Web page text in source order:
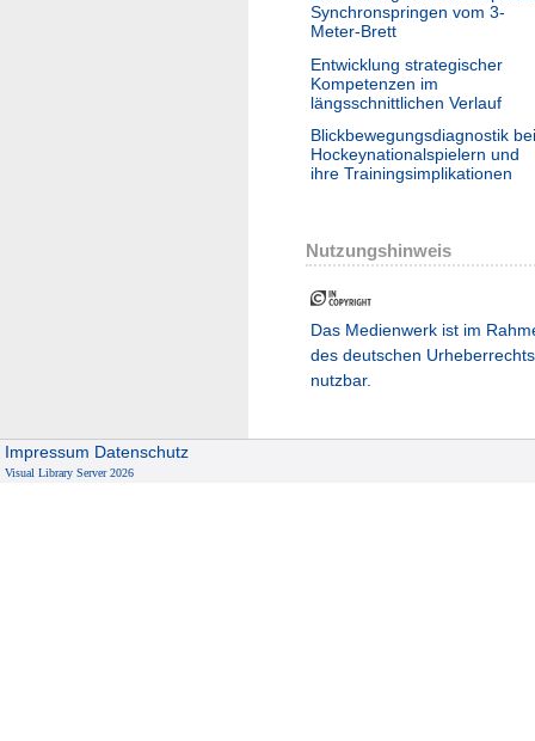
Synchronspringen vom 3-
Meter-Brett
Entwicklung strategischer
Kompetenzen im
längsschnittlichen Verlauf
Blickbewegungsdiagnostik bei
Hockeynationalspielern und
ihre Trainingsimplikationen
Nutzungshinweis
Das Medienwerk ist im
des deutschen Urheberrechts
nutzbar.
Impressum Datenschutz
Visual Library Server 2026